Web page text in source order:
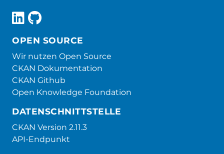
OPEN SOURCE
Wir nutzen Open Source
CKAN Dokumentation
CKAN Github
Open Knowledge Foundation
DATENSCHNITTSTELLE
CKAN Version 2.11.3
API-Endpunkt